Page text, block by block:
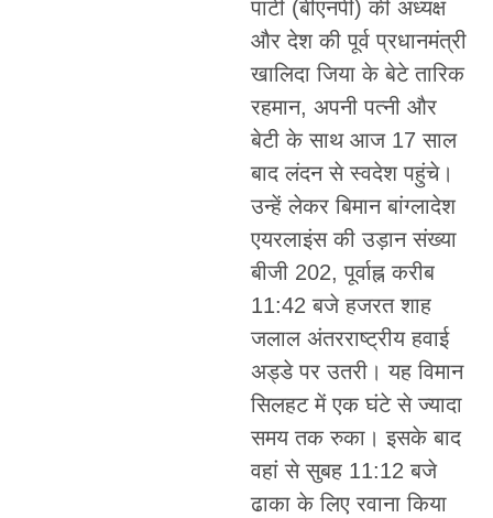
पार्टी (बीएनपी) की अध्यक्ष
और देश की पूर्व प्रधानमंत्री
खालिदा जिया के बेटे तारिक
रहमान, अपनी पत्नी और
बेटी के साथ आज 17 साल
बाद लंदन से स्वदेश पहुंचे।
उन्हें लेकर बिमान बांग्लादेश
एयरलाइंस की उड़ान संख्या
बीजी 202, पूर्वाह्न करीब
11:42 बजे हजरत शाह
जलाल अंतरराष्ट्रीय हवाई
अड्डे पर उतरी। यह विमान
सिलहट में एक घंटे से ज्यादा
समय तक रुका। इसके बाद
वहां से सुबह 11:12 बजे
ढाका के लिए रवाना किया